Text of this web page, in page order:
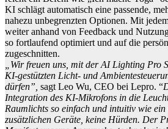
KI schlägt automatisch eine passende,
nahezu unbegrenzten Optionen. Mit
weiter anhand von Feedback und
so fortlaufend optimiert und auf die
zugeschnitten.
„Wir freuen uns, mit der AI Lighting Pro
KI-gestützten Licht- und
dürfen”, sagt Leo Wu, CEO bei Lepro. “
Integration des KI-Mikrofons in die
Raumlichts so einfach und intuitiv wie ein
zusätzlichen Geräte, keine Hürden. Der